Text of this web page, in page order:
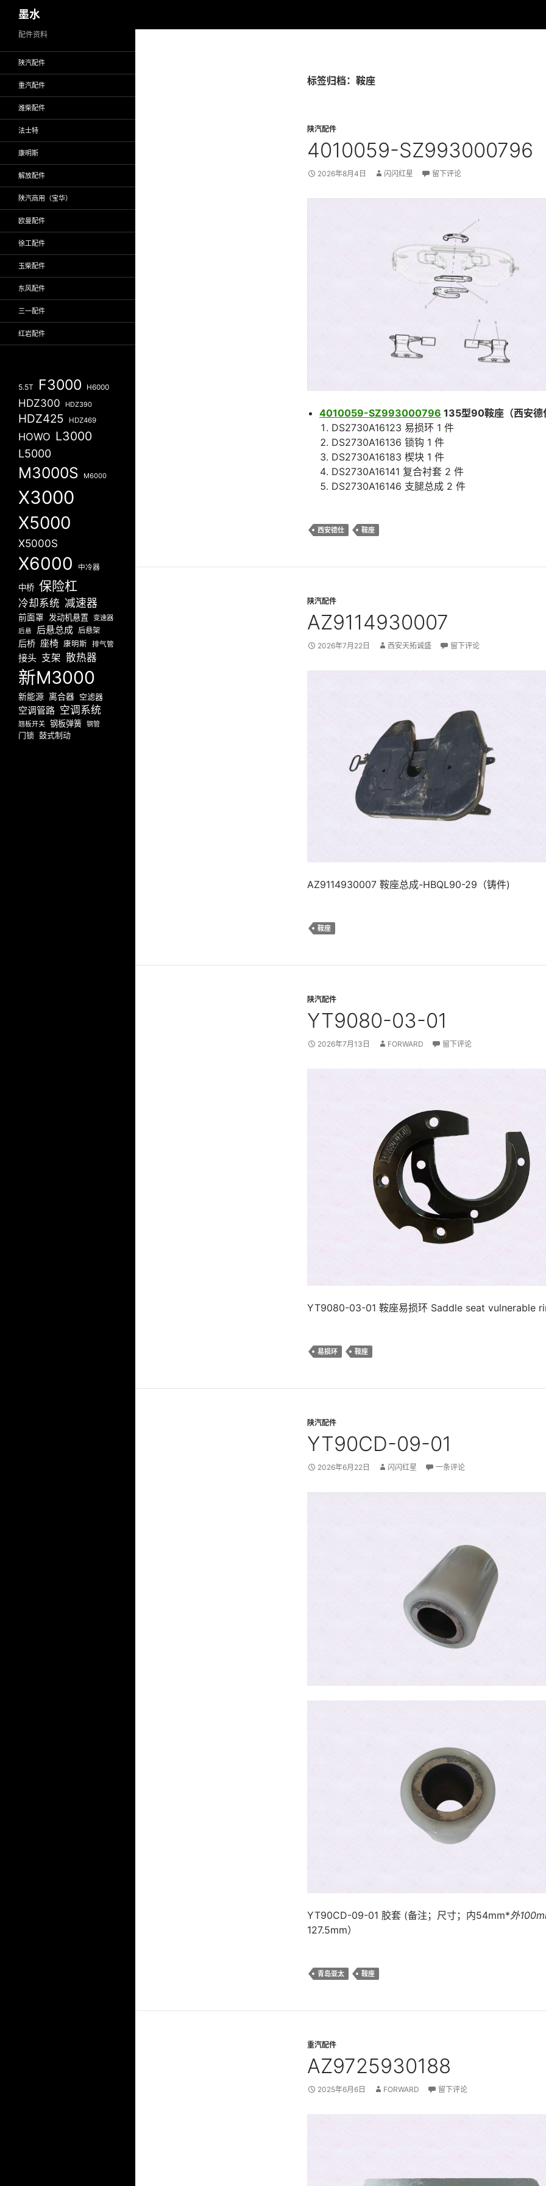
至
墨水
标签归档：鞍座
陕汽配件
4010059-SZ993000796
2026年8月4日 闪闪红星 留下评论
4010059-SZ993000796 135型90鞍座（西安德
DS2730A16123 易损环 1 件
DS2730A16136 锁钩 1 件
DS2730A16183 楔块 1 件
DS2730A16141 复合衬套 2 件
DS2730A16146 支腿总成 2 件
西安德仕 鞍座
陕汽配件
AZ9114930007
2026年7月22日 西安天拓诚盛 留下评论
AZ9114930007 鞍座总成-HBQL90-29（铸件)
鞍座
陕汽配件
YT9080-03-01
2026年7月13日 FORWARD 留下评论
YT9080-03-01 鞍座易损环 Saddle seat vulnerable
易损环 鞍座
陕汽配件
YT90CD-09-01
2026年6月22日 闪闪红星 一条评论
YT90CD-09-01 胶套 (备注；尺寸；内54mm*外
127.5mm）
青岛亚太 鞍座
重汽配件
AZ9725930188
2025年6月6日 FORWARD 留下评论
配件资料
陕汽配件
重汽配件
潍柴配件
法士特
康明斯
解放配件
陕汽商用（宝华）
欧曼配件
徐工配件
玉柴配件
东风配件
三一配件
红岩配件
5.5T F3000 H6000
HDZ300 HDZ390
HDZ425 HDZ469
HOWO L3000
L5000
M3000S M6000
X3000
X5000
X5000S
X6000 中冷器
中桥 保险杠
冷却系统 减速器
前面罩 发动机悬置 变速器
后悬 后悬总成 后悬架
后桥 座椅 康明斯 排气管
接头 支架 散热器
新M3000
新能源 离合器 空滤器
空调管路 空调系统
翘板开关 钢板弹簧 钢管
门锁 鼓式制动